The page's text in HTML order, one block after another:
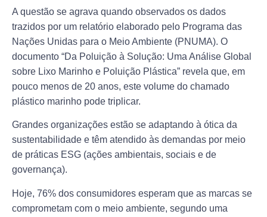
A questão se agrava quando observados os dados
trazidos por um relatório elaborado pelo Programa das
Nações Unidas para o Meio Ambiente (PNUMA). O
documento “Da Poluição à Solução: Uma Análise Global
sobre Lixo Marinho e Poluição Plástica” revela que, em
pouco menos de 20 anos, este volume do chamado
plástico marinho pode triplicar.
Grandes organizações estão se adaptando à ótica da
sustentabilidade e têm atendido às demandas por meio
de práticas ESG (ações ambientais, sociais e de
governança).
Hoje, 76% dos consumidores esperam que as marcas se
comprometam com o meio ambiente, segundo uma